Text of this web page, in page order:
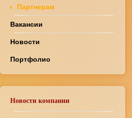
Партнерам
Вакансии
Новости
Портфолио
Новости компании